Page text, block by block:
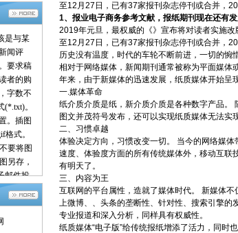
是与某
闻评
要求稿
者的购
字数不
。
。插图
式。
要将图
另存，
邮件投
中文的
5、来
)、详
至12月27日，已有37家报刊杂志停刊或合并，
1、 报业电子商务参考文献，报纸期刊现在还有
2019年元旦，最权威的《》宣布将对读者实施
至12月27日，已有37家报刊杂志停刊或合并，
历史没有温度，时代的车轮不断前进，一切的惋
相对于网络媒体，新闻期刊通常被称为平面媒体
年来，由于新媒体的迅速发展，纸质媒体开始呈
一.媒体革命
纸介质介质是纸，新介质介质是各种数字产品。
图文并茂符号发布，还可以实现纸质媒体无法实
二、习惯卓越
体验决定方向，习惯改变一切。 当今的网络媒
速度、体验度方面的所有传统媒体外，移动互
有明天了。
三、内容为王
互联网的平台属性，造就了媒体时代。 新媒体
上微博、、头条的垄断性、针对性、搜索引擎
专业报道和深入分析，同样具有权威性。
纸质媒体“电子版”给传统报纸增添了活力，同时